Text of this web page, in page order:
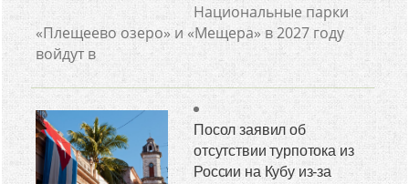
Национальные парки
«Плещеево озеро» и «Мещера» в 2027 году
войдут в
Посол заявил об
отсутствии турпотока из
России на Кубу из-за